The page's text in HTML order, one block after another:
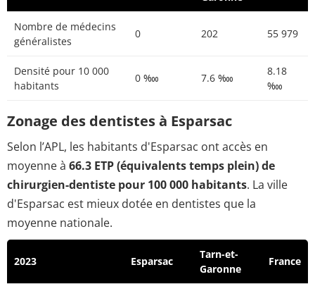
Nombre de médecins
généralistes
0 202 55 979
Densité pour 10 000
habitants
0 ‱ 7.6 ‱
8.18
‱
Zonage des dentistes à Esparsac
Selon l’APL, les habitants d'Esparsac ont accès en
moyenne à 66.3 ETP (équivalents temps plein) de
chirurgien-dentiste pour 100 000 habitants. La ville
d'Esparsac est mieux dotée en dentistes que la
moyenne nationale.
2023 Esparsac
Tarn-et-
Garonne
France